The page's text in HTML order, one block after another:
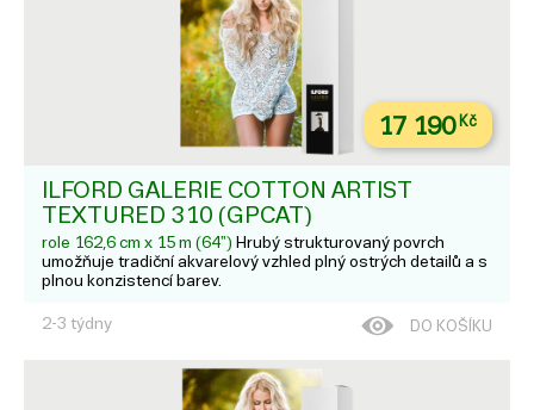
17 190Kč
ILFORD GALERIE COTTON ARTIST
TEXTURED 310 (GPCAT)
role 162,6 cm x 15 m (64") Hrubý strukturovaný povrch
umožňuje tradiční akvarelový vzhled plný ostrých detailů a s
plnou konzistencí barev.
2-3 týdny DO KOŠÍKU